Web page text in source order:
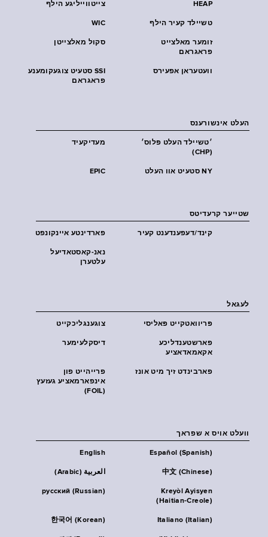
צייטווייליגע הילף HEAP
WIC טשיילד קעיר הילף
סקול מאלצייטן
זומער מאלצייט
פראגראם
SSI סטעיט צוגעקומענע
פראגראם
וועטעראן אפעירס
העלט אינשורענס
מעדיקעיד
׳טשיילד העלט פּלוס׳
(CHP)
EPIC NY סטעיט אוו העלט
שטייער קרעדיטס
פארדינטע איינקונפט קינד/דעפענדענט קעיר
נאנ-קאסטאדיעל
עלטערן
לעגאל
צוגענגליכקייט פּריוואטקייט פּאליסי
דיסקלעימער
פארשטענדליכע
אקאמאדאציע
פרייהייט פון
אינפארמאציע געזעץ
(FOIL)
פארבינדט זיך מיט אונז
וועלט אויס א שפראך
English Español (Spanish)
العربية (Arabic) 中文 (Chinese)
русский (Russian)
Kreyòl Ayisyen
(Haitian-Creole)
한국어 (Korean) Italiano (Italian)